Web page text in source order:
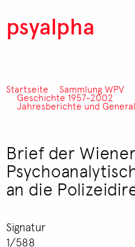
psyalpha
Pfadnavigation
Startseite Sammlung WPV
Geschichte 1957-2002
Jahresberichte und
Brief der Wiener
an die
Signatur
1/588